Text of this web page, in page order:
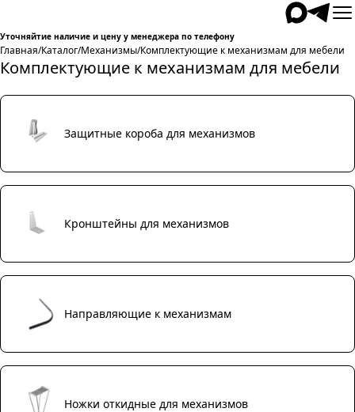
Уточняйтие наличие и цену у менеджера по телефону
Главная/Каталог/Механизмы/Комплектующие к механизмам для мебели
Комплектующие к механизмам для мебели
Защитные короба для механизмов
Кронштейны для механизмов
Направляющие к механизмам
Ножки откидные для механизмов